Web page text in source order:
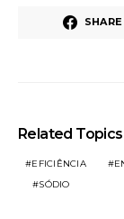
SHARE
Related Topics
EFICIÊNCIA
SÓDIO